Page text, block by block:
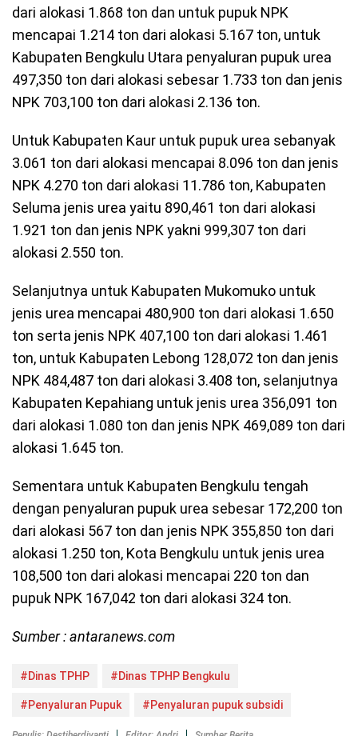
dari alokasi 1.868 ton dan untuk pupuk NPK
mencapai 1.214 ton dari alokasi 5.167 ton, untuk
Kabupaten Bengkulu Utara penyaluran pupuk urea
497,350 ton dari alokasi sebesar 1.733 ton dan jenis
NPK 703,100 ton dari alokasi 2.136 ton.
Untuk Kabupaten Kaur untuk pupuk urea sebanyak
3.061 ton dari alokasi mencapai 8.096 ton dan jenis
NPK 4.270 ton dari alokasi 11.786 ton, Kabupaten
Seluma jenis urea yaitu 890,461 ton dari alokasi
1.921 ton dan jenis NPK yakni 999,307 ton dari
alokasi 2.550 ton.
Selanjutnya untuk Kabupaten Mukomuko untuk
jenis urea mencapai 480,900 ton dari alokasi 1.650
ton serta jenis NPK 407,100 ton dari alokasi 1.461
ton, untuk Kabupaten Lebong 128,072 ton dan jenis
NPK 484,487 ton dari alokasi 3.408 ton, selanjutnya
Kabupaten Kepahiang untuk jenis urea 356,091 ton
dari alokasi 1.080 ton dan jenis NPK 469,089 ton dari
alokasi 1.645 ton.
Sementara untuk Kabupaten Bengkulu tengah
dengan penyaluran pupuk urea sebesar 172,200 ton
dari alokasi 567 ton dan jenis NPK 355,850 ton dari
alokasi 1.250 ton, Kota Bengkulu untuk jenis urea
108,500 ton dari alokasi mencapai 220 ton dan
pupuk NPK 167,042 ton dari alokasi 324 ton.
Sumber : antaranews.com
#Dinas TPHP #Dinas TPHP Bengkulu
#Penyaluran Pupuk #Penyaluran pupuk subsidi